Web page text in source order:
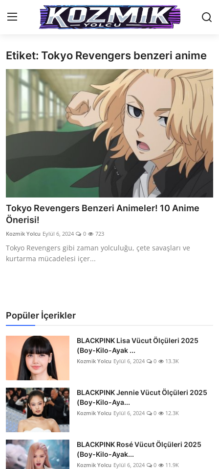
Anasayfa
İletişim
Anime Önerileri
Anime Karakterleri
Dizi & Film
Testler
Etiket: Tokyo Revengers benzeri anime
Tokyo Revengers Benzeri Animeler! 10 Anime
Önerisi!
Kozmik Yolcu Eylül 6, 2024 0 723
Tokyo Revengers gibi zaman yolculuğu, çete savaşları ve
kurtarma mücadelesi içer...
Popüler İçerikler
BLACKPINK Lisa Vücut Ölçüleri 2025
(Boy-Kilo-Ayak ...
Kozmik Yolcu Eylül 6, 2024 0 13.3K
BLACKPINK Jennie Vücut Ölçüleri 2025
(Boy-Kilo-Aya...
Kozmik Yolcu Eylül 6, 2024 0 12.3K
BLACKPINK Rosé Vücut Ölçüleri 2025
(Boy-Kilo-Ayak...
Kozmik Yolcu Eylül 6, 2024 0 11.9K